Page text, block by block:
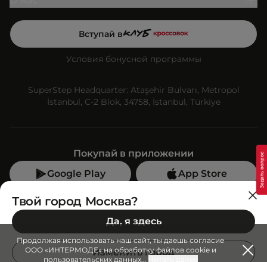
Продолжая использовать наш сайт, ты даешь согласие
ООО «ИНТЕРМОДЕ» на обработку файлов cookie и
пользовательских данных...
Вступай в
Условия бонусной программы
SuperStep Headquarter: Ataşehir Bulvarı, Metropol
İstanbul, C-2 Blok, 34758, İstanbul, Türkiye
Покупай в приложении
Google Play
App Store
Мы в социальных сетях
Позвони нам
+7 (499) 350-55-33
Твой город Москва?
Да, я здесь
Изменить город